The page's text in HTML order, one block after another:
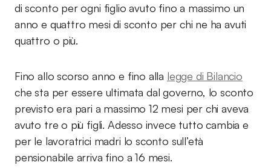
di sconto per ogni figlio avuto fino a massimo un
anno e quattro mesi di sconto per chi ne ha avuti
quattro o più.
Fino allo scorso anno e fino alla legge di Bilancio
che sta per essere ultimata dal governo, lo sconto
previsto era pari a massimo 12 mesi per chi aveva
avuto tre o più figli. Adesso invece tutto cambia e
per le lavoratrici madri lo sconto sull’età
pensionabile arriva fino a 16 mesi.